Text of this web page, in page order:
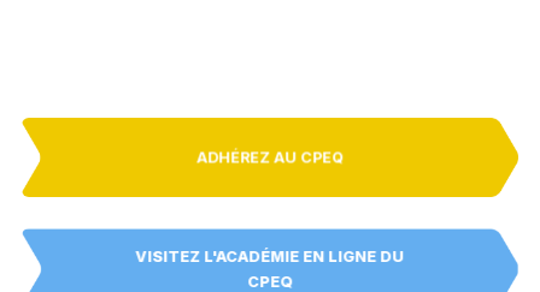
ADHÉREZ AU CPEQ
VISITEZ L'ACADÉMIE EN LIGNE DU
CPEQ